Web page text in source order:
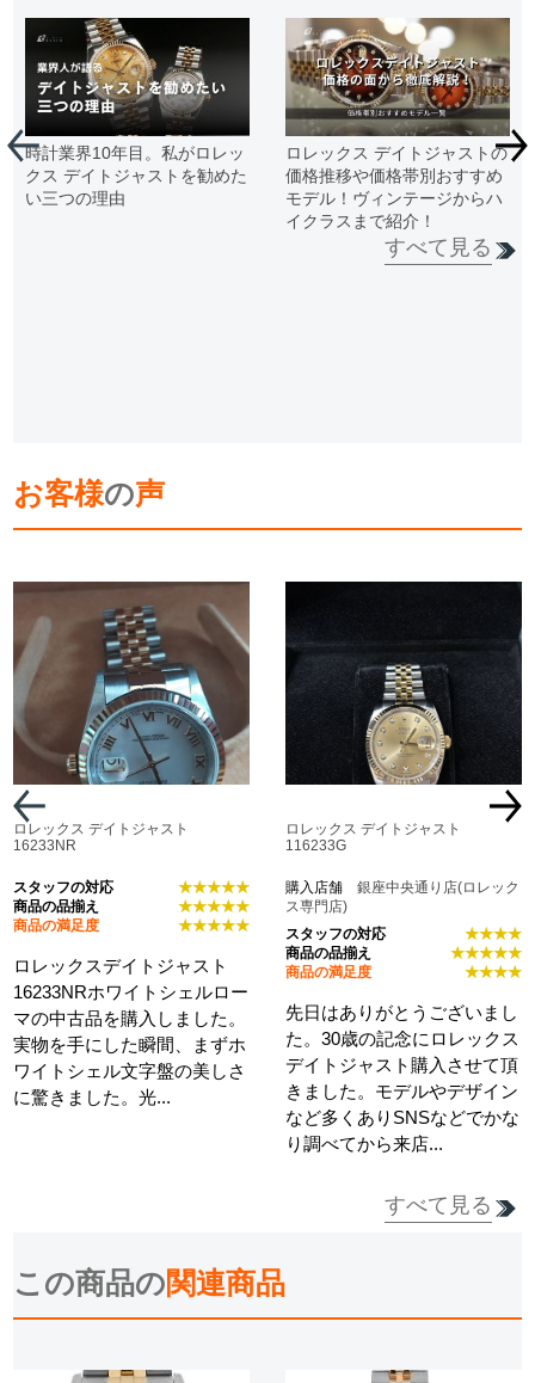
時計業界10年目。私がロレッ
クス デイトジャストを勧めた
い三つの理由
ロレックス デイトジャストの
価格推移や価格帯別おすすめ
モデル！ヴィンテージからハ
イクラスまで紹介！
すべて見る
お客様の声
ロレックス デイトジャスト
16233NR
スタッフの対応
★★★★★
商品の品揃え
★★★★★
商品の満足度
★★★★★
ロレックスデイトジャスト
16233NRホワイトシェルロー
マの中古品を購入しました。
実物を手にした瞬間、まずホ
ワイトシェル文字盤の美しさ
に驚きました。光...
ロレックス デイトジャスト
116233G
購入店舗銀座中央通り店(ロレック
ス専門店)
スタッフの対応
★★★★
商品の品揃え
★★★★★
商品の満足度
★★★★
先日はありがとうございまし
た。30歳の記念にロレックス
デイトジャスト購入させて頂
きました。モデルやデザイン
など多くありSNSなどでかな
り調べてから来店...
すべて見る
この商品の関連商品